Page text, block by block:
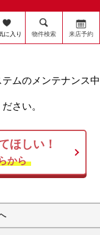
に入り 物件検索 来店予約
ムのメンテナンス中
さい。
ほしい！
から